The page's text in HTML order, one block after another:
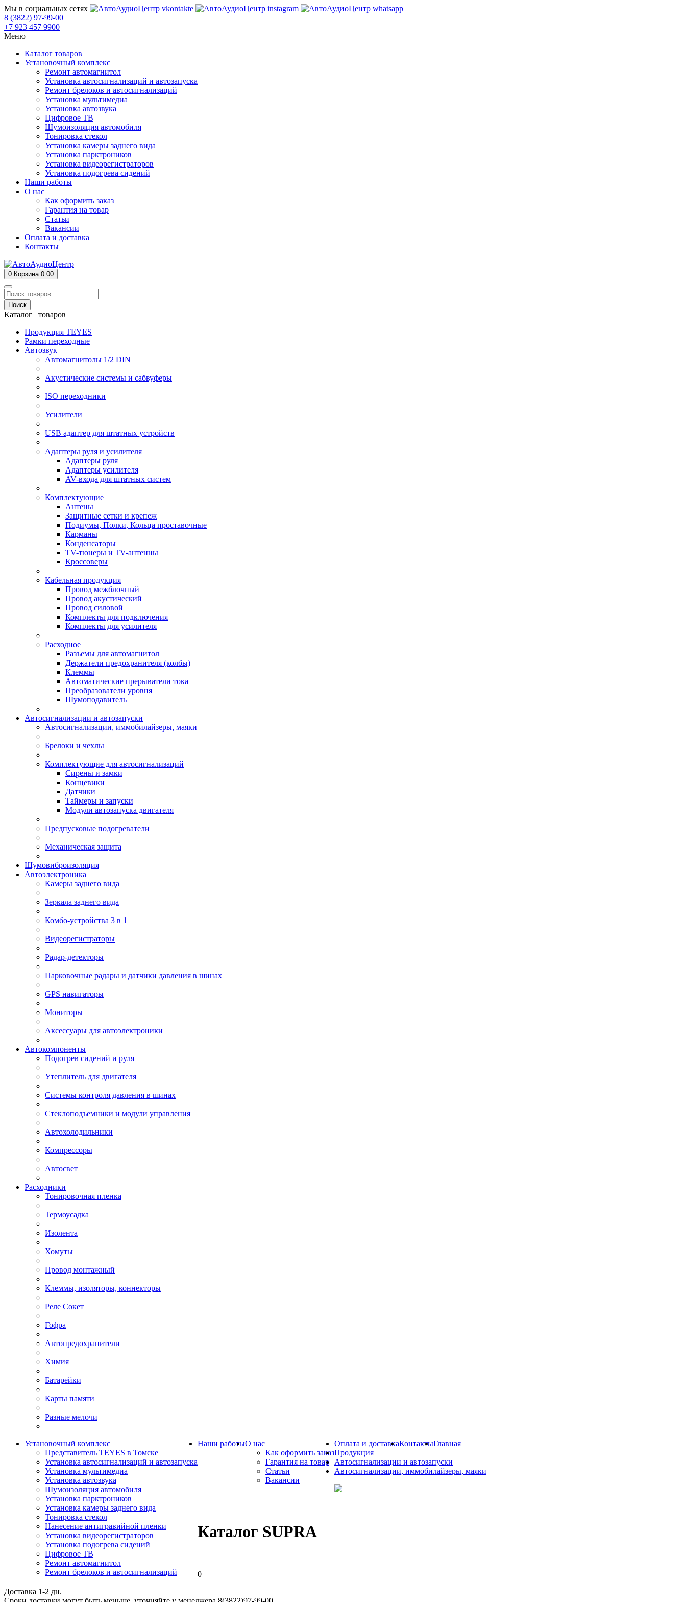
Мы в социальных сетях
8 (3822) 97-99-00
+7 923 457 9900
Меню
Каталог товаров
Установочный комплекс
Ремонт автомагнитол
Установка автосигнализаций и автозапуска
Ремонт брелоков и автосигнализаций
Установка мультимедиа
Установка автозвука
Цифровое ТВ
Шумоизоляция автомобиля
Тонировка стекол
Установка камеры заднего вида
Установка парктроников
Установка видеорегистраторов
Установка подогрева сидений
Наши работы
О нас
Как оформить заказ
Гарантия на товар
Статьи
Вакансии
Оплата и доставка
Контакты
0 Корзина 0.00
Поиск
Каталог товаров
Продукция TEYES
Рамки переходные
Автозвук
Автомагнитолы 1/2 DIN
Акустические системы и сабвуферы
ISO переходники
Усилители
USB адаптер для штатных устройств
Адаптеры руля и усилителя
Адаптеры руля
Адаптеры усилителя
AV-входа для штатных систем
Комплектующие
Антены
Защитные сетки и крепеж
Подиумы, Полки, Кольца проставочные
Карманы
Конденсаторы
TV-тюнеры и TV-антенны
Кроссоверы
Кабельная продукция
Провод межблочный
Провод акустический
Провод силовой
Комплекты для подключения
Комплекты для усилителя
Расходное
Разъемы для автомагнитол
Держатели предохранителя (колбы)
Клеммы
Автоматические прерыватели тока
Преобразователи уровня
Шумоподавитель
Автосигнализации и автозапуски
Автосигнализации, иммобилайзеры, маяки
Брелоки и чехлы
Комплектующие для автосигнализаций
Сирены и замки
Концевики
Датчики
Таймеры и запуски
Модули автозапуска двигателя
Предпусковые подогреватели
Механическая защита
Шумовиброизоляция
Автоэлектроника
Камеры заднего вида
Зеркала заднего вида
Комбо-устройства 3 в 1
Видеорегистраторы
Радар-детекторы
Парковочные радары и датчики давления в шинах
GPS навигаторы
Мониторы
Аксессуары для автоэлектроники
Автокомпоненты
Подогрев сидений и руля
Утеплитель для двигателя
Системы контроля давления в шинах
Стеклоподъемники и модули управления
Автохолодильники
Компрессоры
Автосвет
Расходники
Тонировочная пленка
Термоусадка
Изолента
Хомуты
Провод монтажный
Клеммы, изоляторы, коннекторы
Реле Сокет
Гофра
Автопредохранители
Химия
Батарейки
Карты памяти
Разные мелочи
Установочный комплекс
Представитель TEYES в Томске
Установка автосигнализаций и автозапуска
Установка мультимедиа
Установка автозвука
Шумоизоляция автомобиля
Установка парктроников
Установка камеры заднего вида
Тонировка стекол
Нанесение антигравийной пленки
Установка видеорегистраторов
Установка подогрева сидений
Цифровое ТВ
Ремонт автомагнитол
Ремонт брелоков и автосигнализаций
Наши работыО нас
Как оформить заказ
Гарантия на товар
Статьи
Вакансии
Оплата и доставкаКонтактыГлавная
Продукция
Автосигнализации и автозапуски
Автосигнализации, иммобилайзеры, маяки
Каталог SUPRA
0
Доставка 1-2 дн.